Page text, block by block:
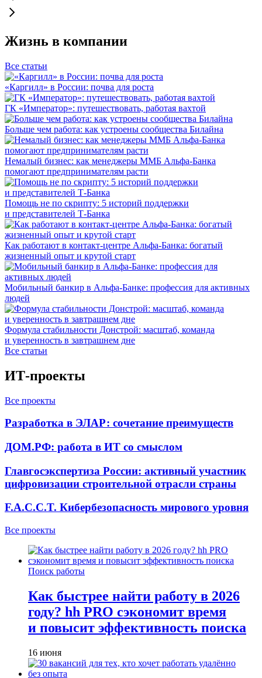
Жизнь в компании
Все статьи
«Каргилл» в России: почва для роста
ГК «Император»: путешествовать, работая вахтой
Больше чем работа: как устроены сообщества Билайна
Немалый бизнес: как менеджеры ММБ Альфа-Банка
помогают предпринимателям расти
Помощь не по скрипту: 5 историй поддержки
и представителей Т-Банка
Как работают в контакт-центре Альфа-Банка: богатый
жизненный опыт и крутой старт
Мобильный банкир в Альфа-Банке: профессия для активных
людей
Формула стабильности Донстрой: масштаб, команда
и уверенность в завтрашнем дне
Все статьи
ИТ-проекты
Все проекты
Разработка в ЭЛАР: сочетание преимуществ
ДОМ.РФ: работа в ИТ со смыслом
Главгосэкспертиза России: активный участник
цифровизации строительной отрасли страны
F.A.C.C.T. Кибербезопасность мирового уровня
Все проекты
Поиск работы
Как быстрее найти работу в 2026
году? hh PRO сэкономит время
и повысит эффективность поиска
16 июня